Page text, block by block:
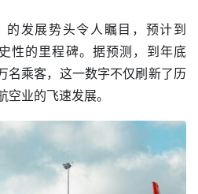
的发展势头令人瞩目，预计到
性的里程碑。据预测，到年底
名乘客，这一数字不仅刷新了历
业的飞速发展。